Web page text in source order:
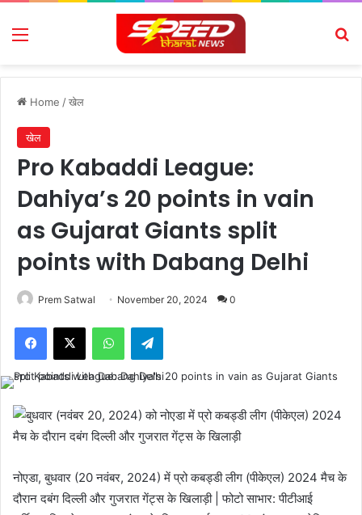
Menu
Home /खेल
खेल
Pro Kabaddi League:
Dahiya’s 20 points in vain
as Gujarat Giants split
points with Dabang Delhi
Prem Satwal November 20, 2024 0
Facebook
X WhatsAppTelegram
नोएडा, बुधवार (20 नवंबर, 2024) में प्रो कबड्डी लीग (पीकेएल) 2024 मैच के
दौरान दबंग दिल्ली और गुजरात गेंट्स के खिलाड़ी | फोटो साभार: पीटीआई